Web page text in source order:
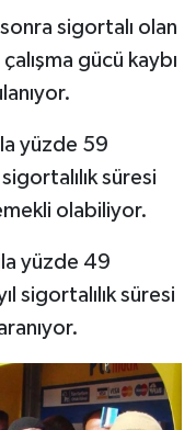
sigortalı olan
gücü kaybı
yüzde 59
süresi
olabiliyor.
yüzde 49
sigortalılık süresi